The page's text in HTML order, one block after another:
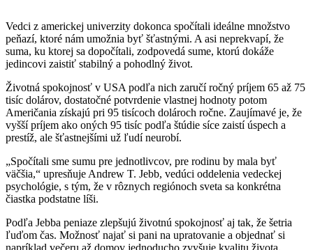
Vedci z americkej univerzity dokonca spočítali ideálne množstvo
peňazí, ktoré nám umožnia byť šťastnými. A asi neprekvapí, že
suma, ku ktorej sa dopočítali, zodpovedá sume, ktorú dokáže
jedincovi zaistiť stabilný a pohodlný život.
Životná spokojnosť v USA podľa nich zaručí ročný príjem 65 až 75
tisíc dolárov, dostatočné potvrdenie vlastnej hodnoty potom
Američania získajú pri 95 tisícoch dolároch ročne. Zaujímavé je, že
vyšší príjem ako oných 95 tisíc podľa štúdie síce zaistí úspech a
prestíž, ale šťastnejšími už ľudí neurobí.
„Spočítali sme sumu pre jednotlivcov, pre rodinu by mala byť
väčšia,“ upresňuje Andrew T. Jebb, vedúci oddelenia vedeckej
psychológie, s tým, že v rôznych regiónoch sveta sa konkrétna
čiastka podstatne líši.
Podľa Jebba peniaze zlepšujú životnú spokojnosť aj tak, že šetria
ľuďom čas. Možnosť najať si pani na upratovanie a objednať si
napríklad večeru až domov jednoducho zvyšuje kvalitu života.